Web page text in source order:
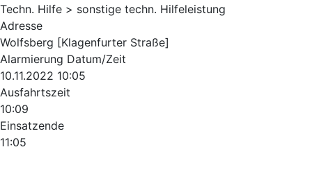
Techn. Hilfe > sonstige techn. Hilfeleistung
Adresse
Wolfsberg [Klagenfurter Straße]
Alarmierung Datum/Zeit
10.11.2022 10:05
Ausfahrtszeit
10:09
Einsatzende
11:05